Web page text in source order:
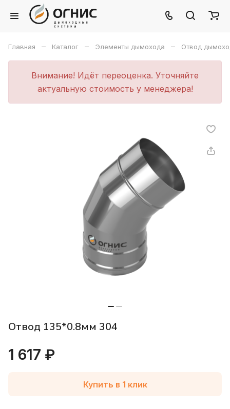
Главная – Каталог – Элементы дымохода – Отвод
Внимание! Идёт переоценка. Уточняйте
актуальную стоимость у менеджера!
Отвод 135*0.8мм 304
1 617 ₽
Купить в 1 клик